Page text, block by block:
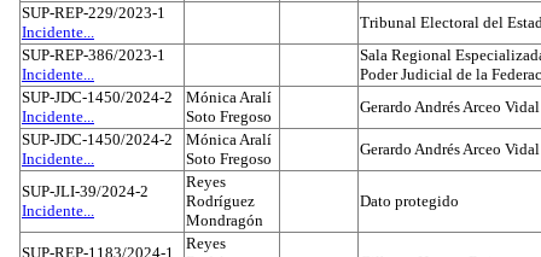
SUP-REP-229/2023-1
Incidente...
Tribunal Electoral del
SUP-REP-386/2023-1
Incidente...
Sala Regional
Poder Judicial de la
SUP-JDC-1450/2024-2
Incidente...
Mónica Aralí
Soto Fregoso
Gerardo Andrés Arceo Vidal
SUP-JDC-1450/2024-2
Incidente...
Mónica Aralí
Soto Fregoso
Gerardo Andrés Arceo Vidal
SUP-JLI-39/2024-2
Incidente...
Reyes
Rodríguez
Mondragón
Dato protegido
SUP-REP-1183/2024-1
Reyes